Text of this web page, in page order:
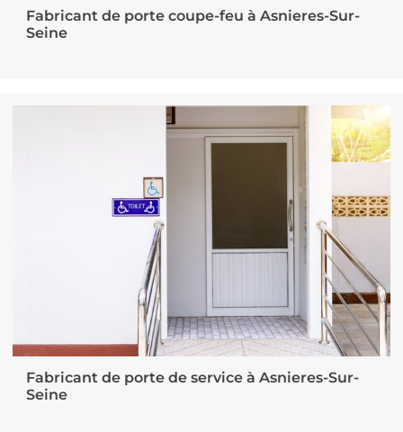
Fabricant de porte coupe-feu à Asnieres-Sur-
Seine
Fabricant de porte de service à Asnieres-Sur-
Seine